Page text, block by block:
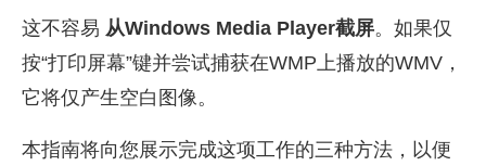
这不容易 从Windows Media Player截屏。如果仅
按“打印屏幕”键并尝试捕获在WMP上播放的WMV，
它将仅产生空白图像。
本指南将向您展示完成这项工作的三种方法，以便